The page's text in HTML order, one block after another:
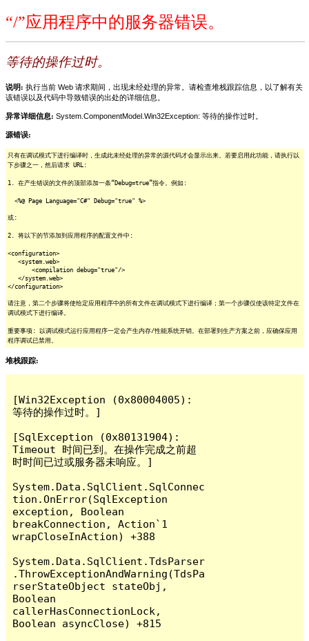
“/”应用程序中的服务器错误。
等待的操作过时。
说明: 执行当前 Web 请求期间，出现未经处理的异常。请检查堆栈跟踪信息，以了解有关
该错误以及代码中导致错误的出处的详细信息。
异常详细信息: System.ComponentModel.Win32Exception: 等待的操作过时。
源错误:
只有在调试模式下进行编译时，生成此未经处理的异常的源代码才会显示出来。若要启用此功能，请执行以
下步骤之一，然后请求 URL:
1. 在产生错误的文件的顶部添加一条“Debug=true”指令。例如:
<%@ Page Language="C#" Debug="true" %>
或:
2. 将以下的节添加到应用程序的配置文件中:
<configuration>
<system.web>
<compilation debug="true"/>
</system.web>
</configuration>
请注意，第二个步骤将使给定应用程序中的所有文件在调试模式下进行编译；第一个步骤仅使该特定文件在
调试模式下进行编译。
重要事项: 以调试模式运行应用程序一定会产生内存/性能系统开销。在部署到生产方案之前，应确保应用
程序调试已禁用。
堆栈跟踪:
[Win32Exception (0x80004005):
等待的操作过时。]
[SqlException (0x80131904):
Timeout 时间已到。在操作完成之前超
时时间已过或服务器未响应。]
System.Data.SqlClient.SqlConnec
tion.OnError(SqlException
exception, Boolean
breakConnection, Action`1
wrapCloseInAction) +388
System.Data.SqlClient.TdsParser
.ThrowExceptionAndWarning(TdsPa
rserStateObject stateObj,
Boolean
callerHasConnectionLock,
Boolean asyncClose) +815